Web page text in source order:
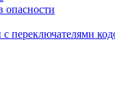
опасности
переключателями